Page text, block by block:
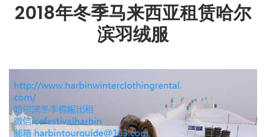
2018年冬季马来西亚租赁哈尔
滨羽绒服